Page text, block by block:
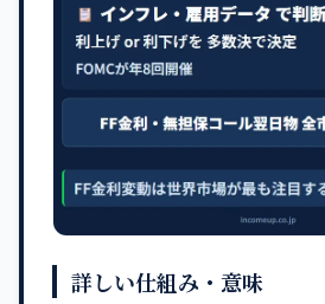
詳しい仕組み・意味